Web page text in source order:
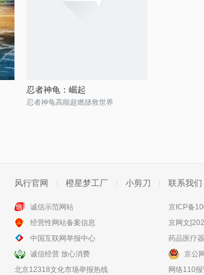
忍者神龟：崛起
忍者神龟高能超燃拯救世界
风行官网 橙星梦工厂 小剪刀 联系我们
诚信示范网站
经营性网站备案信息
中国互联网举报中心
诚信经营 放心消费
北京12318文化市场举报热线
京ICP备
京网文
药品医疗
京公
网络110